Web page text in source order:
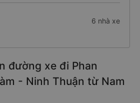
6 nhà xe
đường xe đi Phan
- Ninh Thuận từ Nam